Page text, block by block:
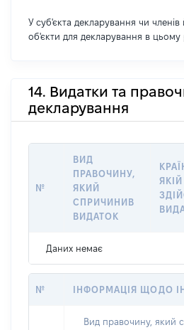
У суб'єкта декларування чи членів
об'єкти для декларування в цьому
14. Видатки та
декларування
№
ВИД
ПРАВОЧИНУ,
ЯКИЙ
СПРИЧИНИВ
ВИДАТОК
Даних немає
№ ІНФОРМАЦІЯ ЩОДО
Вид правочину, який